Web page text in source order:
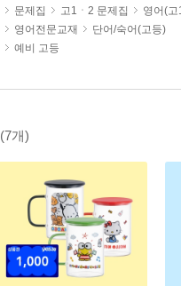
문제집 고1ㆍ2 문제집
영어(
영어전문교재
단어/숙어(고등)
예비 고등
(7개)